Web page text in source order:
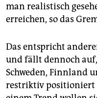
man realistisch
erreichen, so das
Das entspricht
und fällt dennoch
Schweden, Finnland
restriktiv positioniert